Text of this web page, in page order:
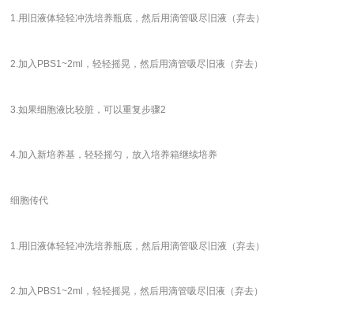
1.用旧液体轻轻冲洗培养瓶底，然后用滴管吸尽旧液（弃去）
2.加入PBS1~2ml，轻轻摇晃，然后用滴管吸尽旧液（弃去）
3.如果细胞液比较脏，可以重复步骤2
4.加入新培养基，轻轻摇匀，放入培养箱继续培养
细胞传代
1.用旧液体轻轻冲洗培养瓶底，然后用滴管吸尽旧液（弃去）
2.加入PBS1~2ml，轻轻摇晃，然后用滴管吸尽旧液（弃去）